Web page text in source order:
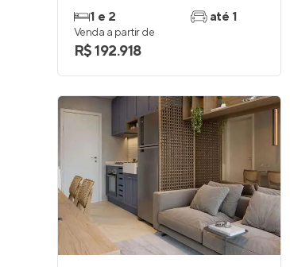
1 e 2
até 1
Venda a partir de
R$ 192.918